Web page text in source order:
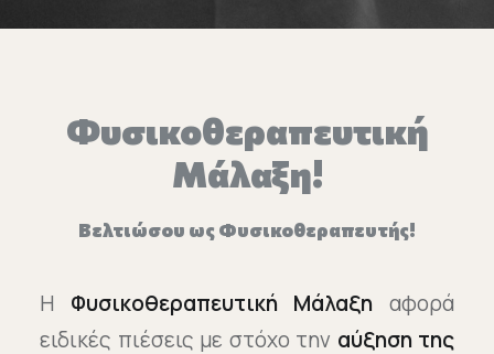
Voucher
Φυσικοθεραπευτική
Μάλαξη!
Βελτιώσου ως Φυσικοθεραπευτής!
Η Φυσικοθεραπευτική Μάλαξη αφορά
ειδικές πιέσεις με στόχο την αύξηση της